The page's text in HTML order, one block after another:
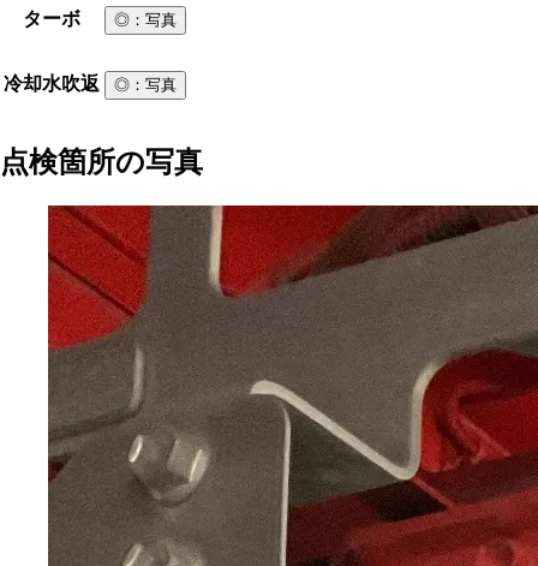
ターボ ◎ ：写真
冷却水吹返 ◎ ：写真
点検箇所の写真